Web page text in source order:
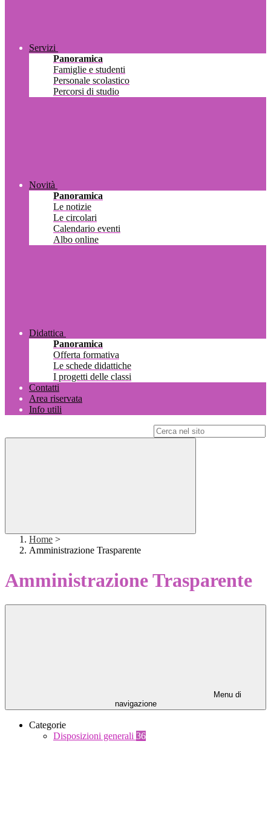
Servizi
Panoramica
Famiglie e studenti
Personale scolastico
Percorsi di studio
Novità
Panoramica
Le notizie
Le circolari
Calendario eventi
Albo online
Didattica
Panoramica
Offerta formativa
Le schede didattiche
I progetti delle classi
Contatti
Area riservata
Info utili
Home >
Amministrazione Trasparente
Amministrazione Trasparente
Menu di
navigazione
Categorie
Disposizioni generali 36